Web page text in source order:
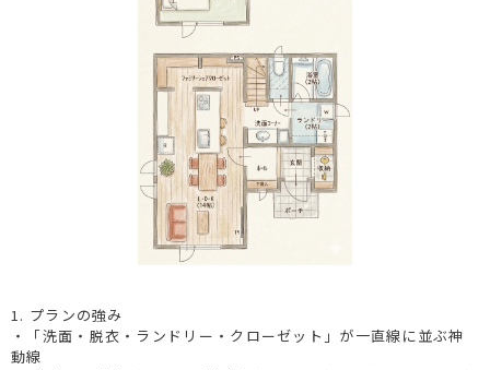
1. プランの強み
・「洗面・脱衣・ランドリー・クローゼット」が一直線に並ぶ神
動線